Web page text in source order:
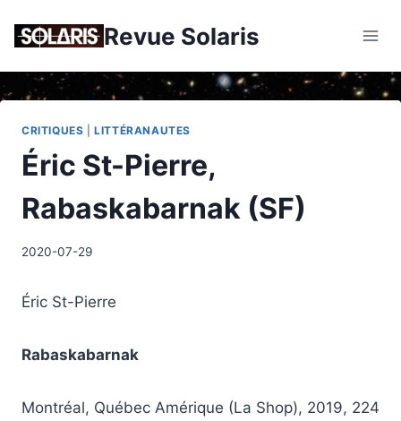
Revue Solaris
CRITIQUES |LITTÉRANAUTES
Éric St-Pierre,
Rabaskabarnak (SF)
2020-07-29
Éric St-Pierre
Rabaskabarnak
Montréal, Québec Amérique (La Shop), 2019, 224